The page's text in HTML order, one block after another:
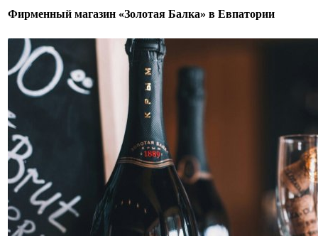
Фирменный магазин «Золотая Балка» в Евпатории